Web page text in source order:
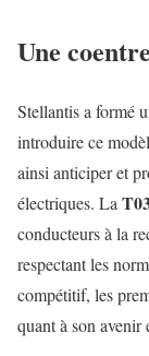
Une
Stellantis a formé
introduire ce
ainsi anticiper et
électriques. La
conducteurs à la
respectant les
compétitif, les
quant à son avenir